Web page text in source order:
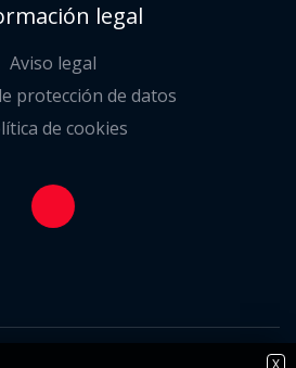
legal
Aviso legal
protección de datos
de cookies
X